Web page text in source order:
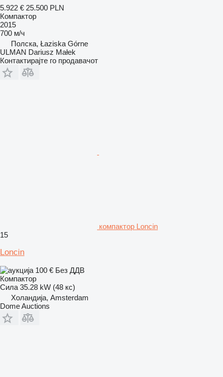
5.922 € 25.500 PLN
Компактор
2015
700 м/ч
Полска, Łaziska Górne
ULMAN Dariusz Małek
Контактирајте го продавачот
компактор Loncin
15
Loncin
100 € Без ДДВ
Компактор
Сила 35.28 kW (48 кс)
Холандија, Amsterdam
Dome Auctions